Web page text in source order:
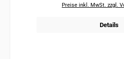
Preise inkl. MwSt. zzgl.
Details